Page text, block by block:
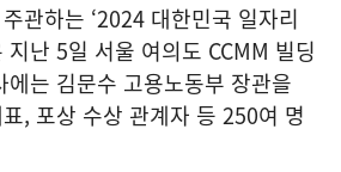
관하는 ‘2024 대한민국 일자리
지난 5일 서울 여의도 CCMM 빌딩
는 김문수 고용노동부 장관을
, 포상 수상 관계자 등 250여 명